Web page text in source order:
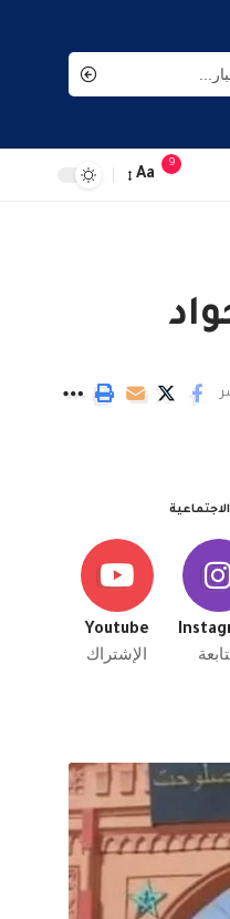
9
Aa
Youtube
الإشتراك